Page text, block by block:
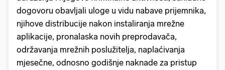
dogovoru obavljali uloge u vidu nabave prijemnika,
njihove distribucije nakon instaliranja mrežne
aplikacije, pronalaska novih preprodavača,
održavanja mrežnih poslužitelja, naplaćivanja
mjesečne, odnosno godišnje naknade za pristup